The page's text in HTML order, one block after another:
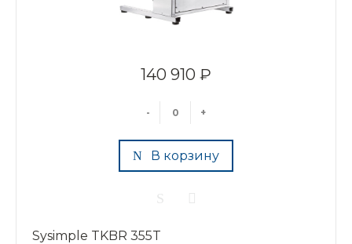
140 910 ₽
- +
В корзину
Sysimple TKBR 355T